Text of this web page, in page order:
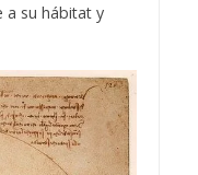
a su hábitat y